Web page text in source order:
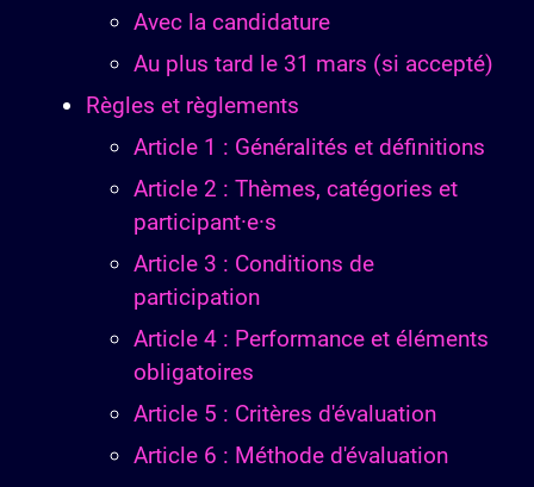
Avec la candidature
Au plus tard le 31 mars (si accepté)
Règles et règlements
Article 1 : Généralités et définitions
Article 2 : Thèmes, catégories et
participant·e·s
Article 3 : Conditions de
participation
Article 4 : Performance et éléments
obligatoires
Article 5 : Critères d'évaluation
Article 6 : Méthode d'évaluation